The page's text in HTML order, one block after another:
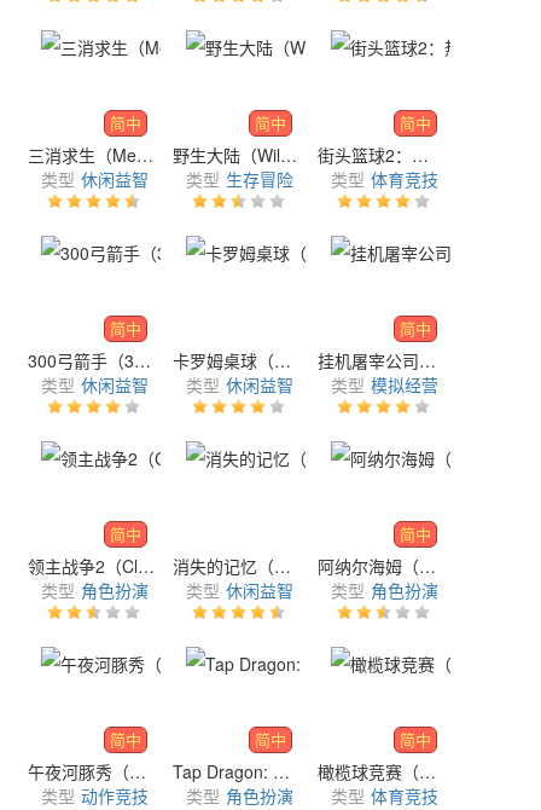
简中
三消求生（Merge Survival）
类型 休闲益智
简中
野生大陆（Wild Lands XL）
类型 生存冒险
简中
街头篮球2：热火（Streetball2: On Fire）
类型 体育竞技
简中
300弓箭手（300 Bowmen）
类型 休闲益智
卡罗姆桌球（Carrom Pool）
类型 休闲益智
简中
挂机屠宰公司（Idle Slaughter Inc）
类型 模拟经营
简中
领主战争2（Clash of Lords 2）
类型 角色扮演
消失的记忆（Merge Memory）
类型 休闲益智
简中
阿纳尔海姆（Anarheym）
类型 角色扮演
简中
午夜河豚秀（Midnight Pufferfish Show）
类型 动作竞技
简中
Tap Dragon: 少女骑士露娜（Tap Dragon Little Knight Luna）
类型 角色扮演
简中
橄榄球竞赛（NFL Rivals）
类型 体育竞技